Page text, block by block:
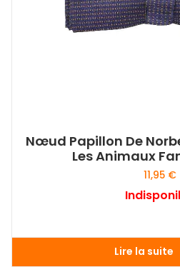
Nœud Papillon De
Les Animaux
11,95 €
Lire la suite